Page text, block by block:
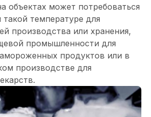
объектах может потребоваться
температуре для
производства или хранения,
промышленности для
продуктов или в
производстве для